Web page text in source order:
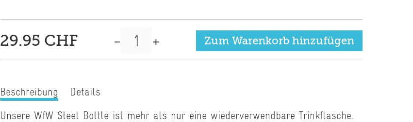
29.95 CHF - +
Beschreibung
Details
Unsere WfW Steel Bottle ist mehr als nur eine wiederverwendbare Trinkflasche.